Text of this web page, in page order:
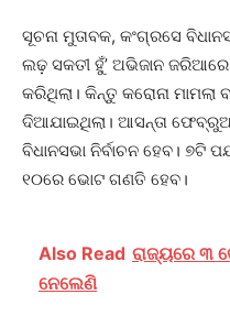
ସୂଚନା ମୁତାବକ, କଂଗ୍ରସେ
ଲଢ଼ ସକତୀ ହୁଁ’ ଅଭିଜାନ ଜରିଆରେ
କରିଥିଲା। କିନ୍ତୁ କରୋନା
ଦିଆଯାଇଥିଲା। ଆସନ୍ତା
ବିଧାନସଭା ନିର୍ବାଚନ ହେବ। ୭ଟି
୧୦ରେ ଭୋଟ ଗଣତି ହେବ।
Also Read ରାଜ୍ୟରେ ୩
ନେଲେଣି